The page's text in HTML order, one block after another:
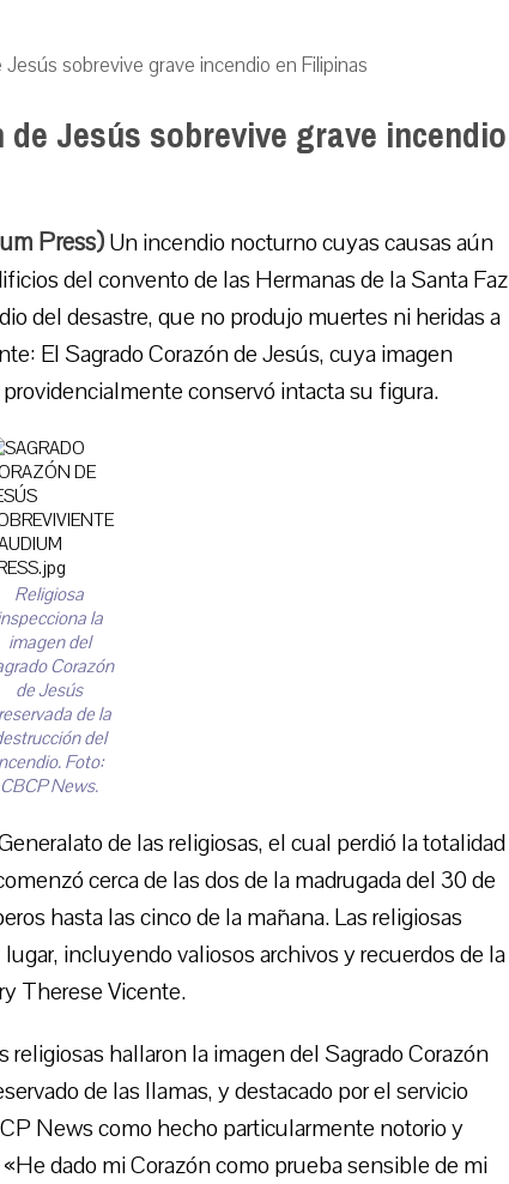
sobrevive grave incendio en Filipinas
Jesús sobrevive grave incendio
Press)Un incendio nocturno cuyas causas aún
del convento de las Hermanas de la Santa Faz
del desastre, que no produjo muertes ni heridas a
El Sagrado Corazón de Jesús, cuya imagen
conservó intacta su figura.
Religiosa
la
imagen del
Corazón
de Jesús
de la
del
Foto:
CBCP News.
de las religiosas, el cual perdió la totalidad
cerca de las dos de la madrugada del 30 de
hasta las cinco de la mañana. Las religiosas
incluyendo valiosos archivos y recuerdos de la
Therese Vicente.
hallaron la imagen del Sagrado Corazón
de las llamas, y destacado por el servicio
News como hecho particularmente notorio y
dado mi Corazón como prueba sensible de mi